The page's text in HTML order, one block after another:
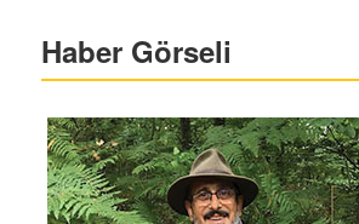
Haber Görseli